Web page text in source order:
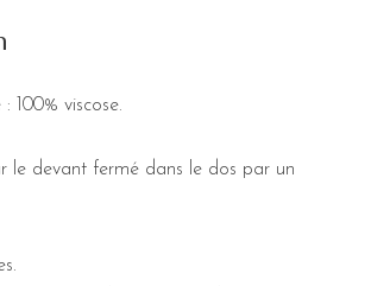
100% viscose.
le devant fermé dans le dos par un